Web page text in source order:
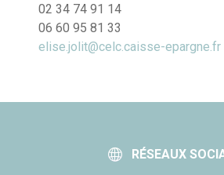
02 34 74 91 14
06 60 95 81 33
elise.jolit@celc.caisse-epargne.fr
RÉSEAUX